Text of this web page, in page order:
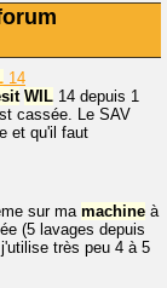
14
WIL 14 depuis 1
cassée. Le SAV
et qu'il faut
sur ma machine à
(5 lavages depuis
très peu 4 à 5